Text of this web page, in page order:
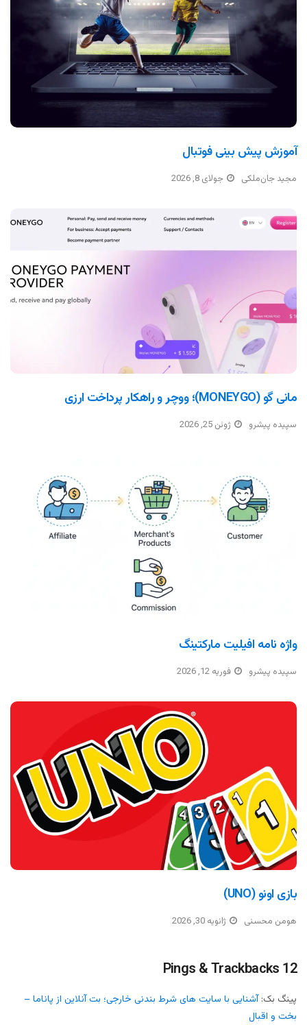
آموزش پیش بینی فوتبال
مجید جان‌ملکی جولای 8, 2026
مانی گو (MONEYGO)؛ ووچر و راهکار پرداخت ارزی
سپیده پیشرو ژوئن 25, 2026
واژه نامه افیلیت مارکتینگ
سپیده پیشرو فوریه 12, 2026
بازی اونو (UNO)
هومن محسنی ژانویه 30, 2026
12 Pings & Trackbacks
پینگ بک:آشنایی با سایت های شرط بندنی خارجی؛ بت آنلاین از پاناما –
بخت و اقبال